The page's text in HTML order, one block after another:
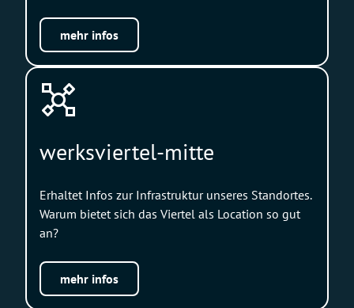
mehr infos
werksviertel-mitte
Erhaltet Infos zur Infrastruktur unseres Standortes.
Warum bietet sich das Viertel als Location so gut
an?
mehr infos